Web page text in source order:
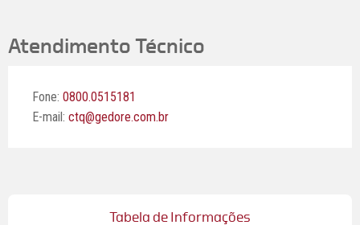
Atendimento Técnico
Fone: 0800.0515181
E-mail: ctq@gedore.com.br
Tabela de Informações